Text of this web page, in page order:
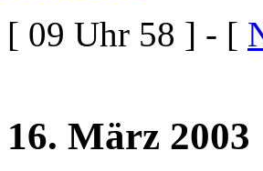
[ 09 Uhr 58 ] - [
16. März 2003